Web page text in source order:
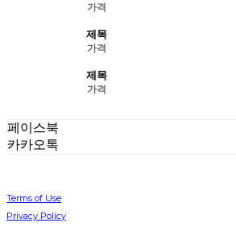
가격
제목
가격
제목
가격
페이스북
카카오톡
Terms of Use
Privacy Policy